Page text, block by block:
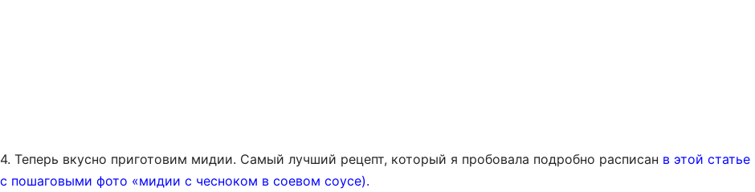
4. Теперь вкусно приготовим мидии. Самый лучший рецепт, который я пробовала подробно расписан в этой
с пошаговыми фото «мидии с чесноком в соевом соусе).